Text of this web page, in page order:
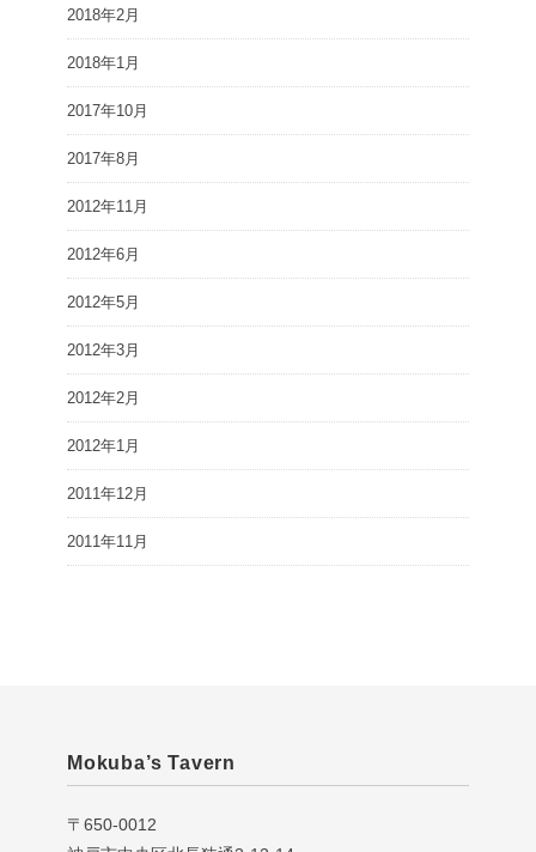
2018年2月
2018年1月
2017年10月
2017年8月
2012年11月
2012年6月
2012年5月
2012年3月
2012年2月
2012年1月
2011年12月
2011年11月
Mokuba’s Tavern
〒650-0012